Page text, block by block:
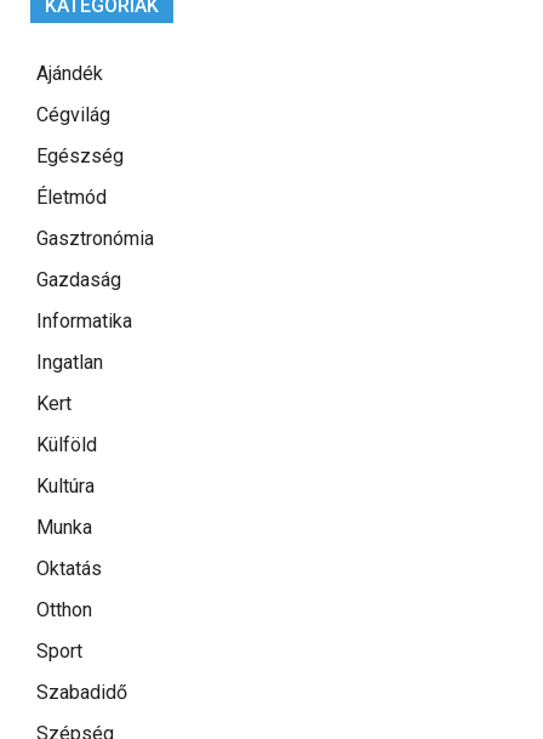
KATEGÓRIÁK
Ajándék
Cégvilág
Egészség
Életmód
Gasztronómia
Gazdaság
Informatika
Ingatlan
Kert
Külföld
Kultúra
Munka
Oktatás
Otthon
Sport
Szabadidő
Szépség